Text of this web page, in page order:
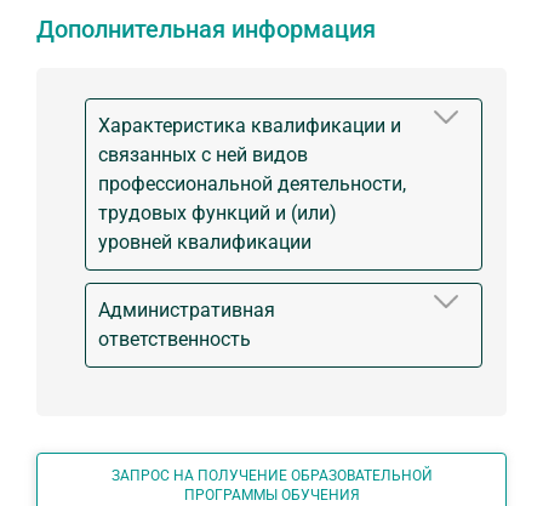
Дополнительная информация
Характеристика квалификации и
связанных с ней видов
профессиональной деятельности,
трудовых функций и (или)
уровней квалификации
Административная
ответственность
ЗАПРОС НА ПОЛУЧЕНИЕ ОБРАЗОВАТЕЛЬНОЙ
ПРОГРАММЫ ОБУЧЕНИЯ